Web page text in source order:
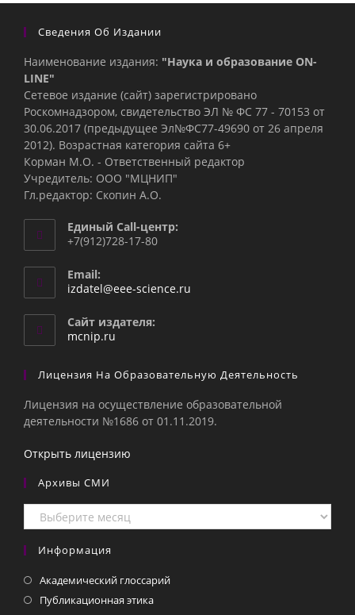
Сведения Об Издании
Наименование издания: "Наука и образование ON-
LINE"
Сетевое издание (сайт) зарегистрировано
Роскомнадзором, свидетельство ЭЛ № ФС 77 - 70153 от
30.06.2017 (предыдущее Эл№ФC77-49690 от 26 апреля
2012). Возрастная категория сайта 6+
Корман М.О. - Ответственный редактор
Учредитель: ООО "МЦНИП"
Гл.редактор: Скопин А.О.
Единый Call-центр:
+7(912)728-17-80
Email:
izdatel@eee-science.ru
Сайт издателя:
mcnip.ru
Лицензия На Образовательную Деятельность
Лицензия на осуществление образовательной
деятельности №1686 от 01.11.2019.
Открыть лицензию
Архивы СМИ
Архивы
СМИ
Информация
Академический глоссарий
Публикационная этика